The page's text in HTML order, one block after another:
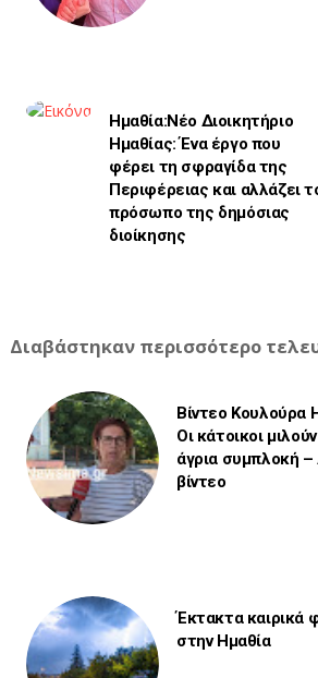
Ημαθία:Νέο Διοικητήριο
Ημαθίας: Ένα έργο που
φέρει τη σφραγίδα της
Περιφέρειας και αλλάζει
πρόσωπο της δημόσιας
διοίκησης
Διαβάστηκαν περισσότερο
Βίντεο Κουλούρα
Οι κάτοικοι
άγρια συμπλοκή –
βίντεο
Έκτακτα καιρικά
στην Ημαθία